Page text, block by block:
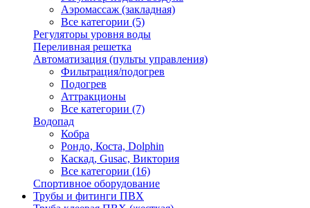
Аэромассаж (закладная)
Все категории (5)
Регуляторы уровня воды
Переливная решетка
Автоматизация (пульты управления)
Фильтрация/подогрев
Подогрев
Аттракционы
Все категории (7)
Водопад
Кобра
Рондо, Коста, Dolphin
Каскад, Gusac, Виктория
Все категории (16)
Спортивное оборудование
Трубы и фитинги ПВХ